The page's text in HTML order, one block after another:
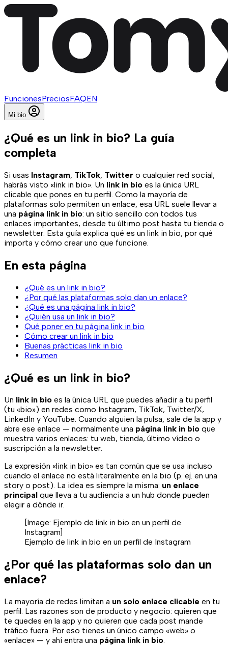
FuncionesPreciosFAQEN
Mi bio
¿Qué es un link in bio? La guía
completa
Si usas Instagram, TikTok, Twitter o cualquier red social,
habrás visto «link in bio». Un link in bio es la única URL
clicable que pones en tu perfil. Como la mayoría de
plataformas solo permiten un enlace, esa URL suele llevar a
una página link in bio: un sitio sencillo con todos tus
enlaces importantes, desde tu último post hasta tu tienda o
newsletter. Esta guía explica qué es un link in bio, por qué
importa y cómo crear uno que funcione.
En esta página
¿Qué es un link in bio?
¿Por qué las plataformas solo dan un enlace?
¿Qué es una página link in bio?
¿Quién usa un link in bio?
Qué poner en tu página link in bio
Cómo crear un link in bio
Buenas prácticas link in bio
Resumen
¿Qué es un link in bio?
Un link in bio es la única URL que puedes añadir a tu perfil
(tu «bio») en redes como Instagram, TikTok, Twitter/X,
LinkedIn y YouTube. Cuando alguien la pulsa, sale de la app y
abre ese enlace — normalmente una página link in bio que
muestra varios enlaces: tu web, tienda, último vídeo o
suscripción a la newsletter.
La expresión «link in bio» es tan común que se usa incluso
cuando el enlace no está literalmente en la bio (p. ej. en una
story o post). La idea es siempre la misma: un enlace
principal que lleva a tu audiencia a un hub donde pueden
elegir a dónde ir.
[Image: Ejemplo de link in bio en un perfil de
Instagram]
Ejemplo de link in bio en un perfil de Instagram
¿Por qué las plataformas solo dan un
enlace?
La mayoría de redes limitan a un solo enlace clicable en tu
perfil. Las razones son de producto y negocio: quieren que
te quedes en la app y no quieren que cada post mande
tráfico fuera. Por eso tienes un único campo «web» o
«enlace» — y ahí entra una página link in bio.